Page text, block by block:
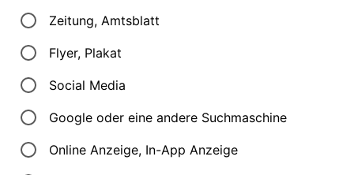
Zeitung, Amtsblatt
Flyer, Plakat
Social Media
Google oder eine andere Suchmaschine
Online Anzeige, In-App Anzeige